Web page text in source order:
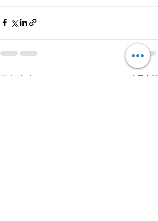
最新文章 查看全部